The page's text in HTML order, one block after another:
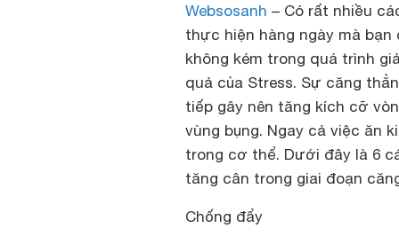
Websosanh – Có rất nhiều
thực hiện hàng ngày mà
không kém trong quá trình
quả của Stress. Sự căng
tiếp gây nên tăng kích cỡ
vùng bụng. Ngay cả việc ăn
trong cơ thể. Dưới đây là 6
tăng cân trong giai đoạn
Chống đẩy